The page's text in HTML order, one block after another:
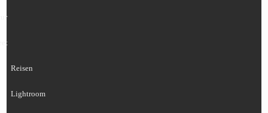
Reisen
Lightroom